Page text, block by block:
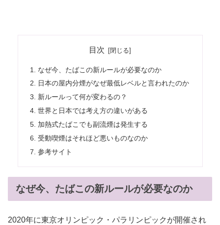
目次
なぜ今、たばこの新ルールが必要なのか
日本の屋内分煙がなぜ最低レベルと言われたのか
新ルールって何が変わるの？
世界と日本では考え方の違いがある
加熱式たばこでも副流煙は発生する
受動喫煙はそれほど悪いものなのか
参考サイト
なぜ今、たばこの新ルールが必要なのか
2020年に東京オリンピック・パラリンピックが開催され